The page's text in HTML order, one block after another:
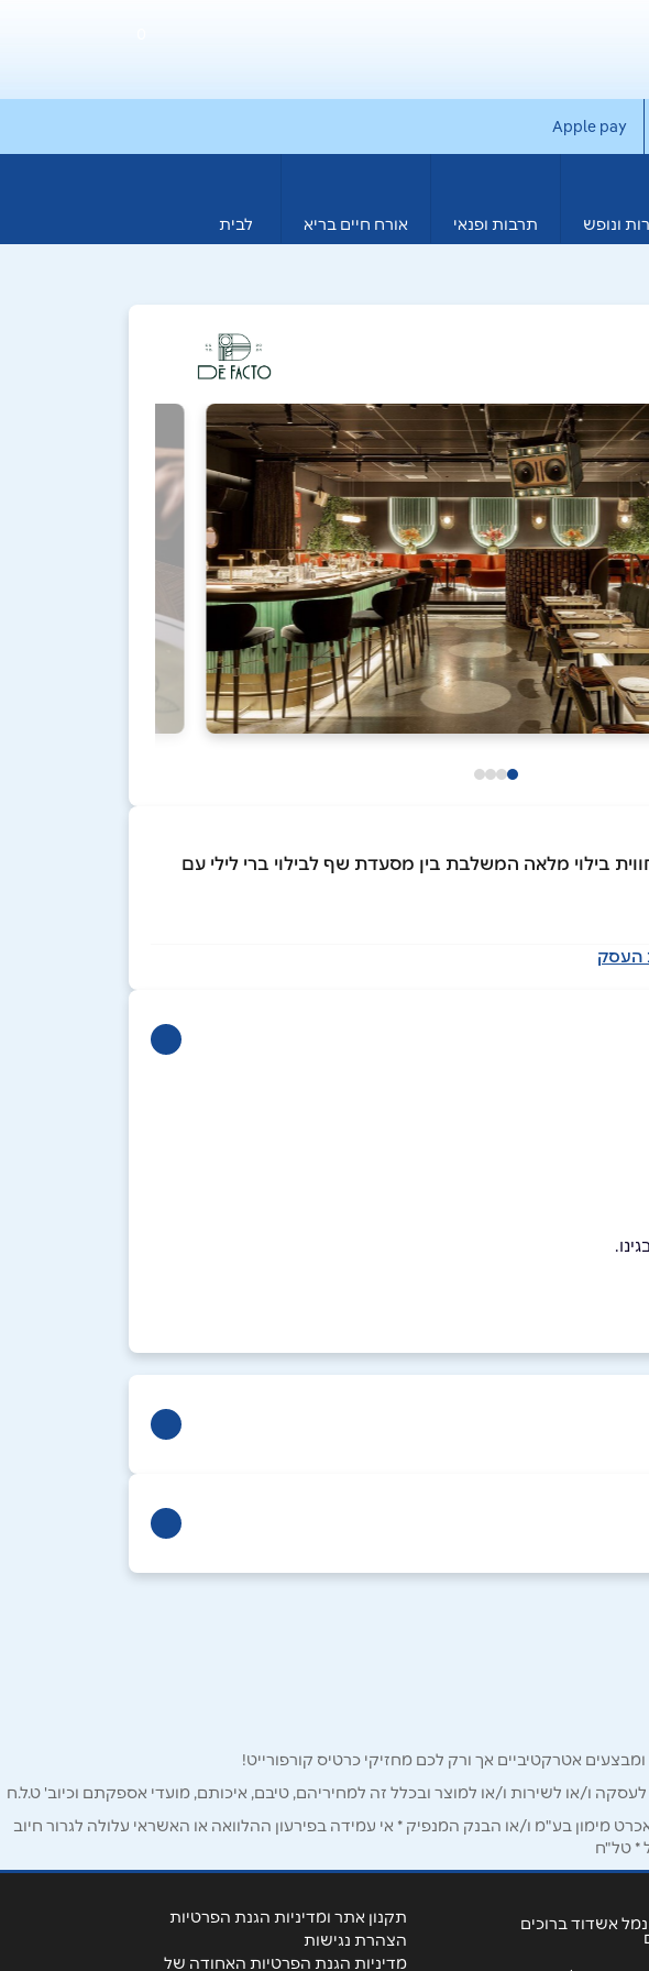
Apple pay
ונופש תרבות ופנאי אורח חיים בריא לבית
בילוי מלאה המשלבת בין מסעדת שף לבילוי ברי לילי עם
העסק
ו/או לשירות ו/או למוצר ובכלל זה למחיריהם, טיבם, איכותם, מועדי אספקתם וכיוב' ט.ל.ח
בע"מ ו/או הבנק המנפיק * אי עמידה בפירעון ההלוואה או האשראי עלולה לגרור חיוב
* טל"ח
נמל אשדוד ברוכים
תקנון אתר ומדיניות הגנת הפרטיות
הצהרת נגישות
מדיניות הגנת הפרטיות האחודה של